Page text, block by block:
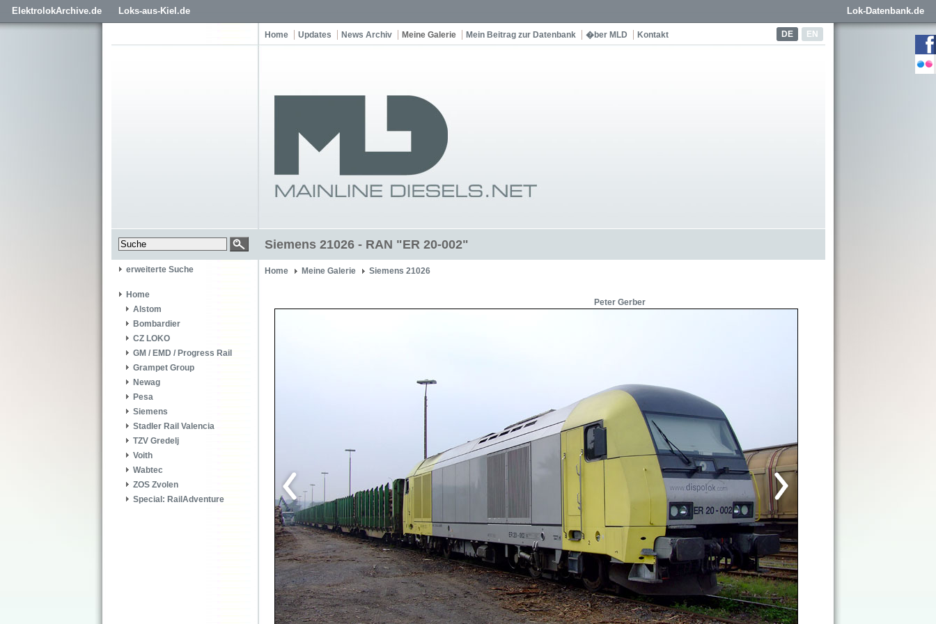
ElektrolokArchive.de Loks-aus-Kiel.de Lok-Datenbank.de
DE EN
Home Updates News Archiv Meine Galerie Mein Beitrag zur Datenbank �ber MLD Kontakt
Siemens 21026 - RAN "ER 20-002"
erweiterte Suche
Home
Alstom
Bombardier
CZ LOKO
GM / EMD / Progress Rail
Grampet Group
Newag
Pesa
Siemens
Stadler Rail Valencia
TZV Gredelj
Voith
Wabtec
ZOS Zvolen
Special: RailAdventure
Home Meine Galerie Siemens 21026
Peter Gerber